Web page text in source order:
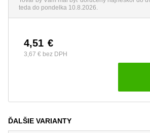
teda do pondelka 10.8.2026.
4,51 €
3,67 € bez DPH
ĎALŠIE VARIANTY